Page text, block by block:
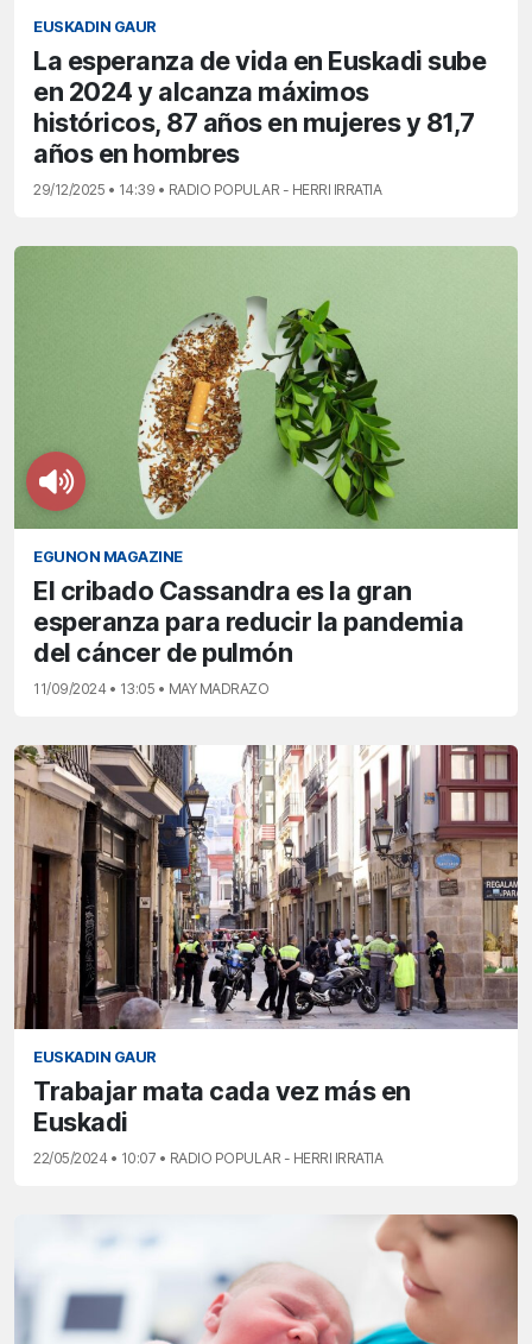
EUSKADIN GAUR
La esperanza de vida en Euskadi sube
en 2024 y alcanza máximos
históricos, 87 años en mujeres y 81,7
años en hombres
29/12/2025 • 14:39 • RADIO POPULAR - HERRI IRRATIA
EGUNON MAGAZINE
El cribado Cassandra es la gran
esperanza para reducir la pandemia
del cáncer de pulmón
11/09/2024 • 13:05 • MAY MADRAZO
EUSKADIN GAUR
Trabajar mata cada vez más en
Euskadi
22/05/2024 • 10:07 • RADIO POPULAR - HERRI IRRATIA